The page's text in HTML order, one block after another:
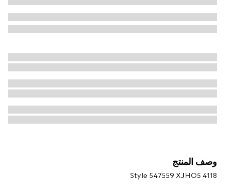
وصف المنتج
Style ‎547559 XJHO5 4118